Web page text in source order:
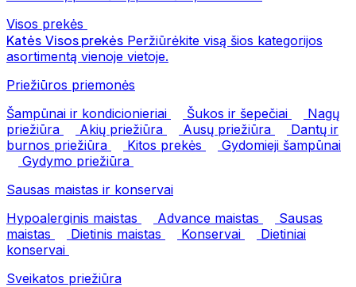
Visos prekės
Katės Visos prekės Peržiūrėkite visą šios kategorijos
asortimentą vienoje vietoje.
Priežiūros priemonės
Šampūnai ir kondicionieriai
Šukos ir šepečiai
Nagų
priežiūra
Akių priežiūra Ausų priežiūra
Dantų ir
burnos priežiūra
Kitos prekės
Gydomieji šampūnai
Gydymo priežiūra
Sausas maistas ir konservai
Hypoalerginis maistas
Advance maistas
Sausas
maistas
Dietinis maistas Konservai
Dietiniai
konservai
Sveikatos priežiūra